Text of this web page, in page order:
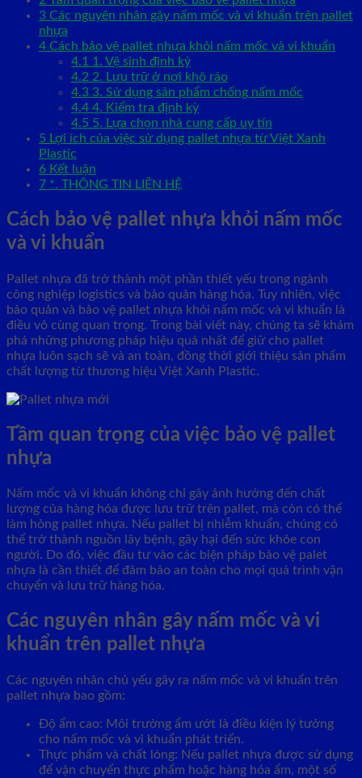
3 Các nguyên nhân gây nấm mốc và vi khuẩn trên pallet
nhựa
4 Cách bảo vệ pallet nhựa khỏi nấm mốc và vi khuẩn
4.1 1. Vệ sinh định kỳ
4.2 2. Lưu trữ ở nơi khô ráo
4.3 3. Sử dụng sản phẩm chống nấm mốc
4.4 4. Kiểm tra định kỳ
4.5 5. Lựa chọn nhà cung cấp uy tín
5 Lợi ích của việc sử dụng pallet nhựa từ Việt Xanh
Plastic
6 Kết luận
7 *. THÔNG TIN LIÊN HỆ
Cách bảo vệ pallet nhựa khỏi nấm mốc
và vi khuẩn
Pallet nhựa đã trở thành một phần thiết yếu trong ngành
công nghiệp logistics và bảo quản hàng hóa. Tuy nhiên, việc
bảo quản và bảo vệ pallet nhựa khỏi nấm mốc và vi khuẩn là
điều vô cùng quan trọng. Trong bài viết này, chúng ta sẽ khám
phá những phương pháp hiệu quả nhất để giữ cho pallet
nhựa luôn sạch sẽ và an toàn, đồng thời giới thiệu sản phẩm
chất lượng từ thương hiệu Việt Xanh Plastic.
Tầm quan trọng của việc bảo vệ pallet
nhựa
Nấm mốc và vi khuẩn không chỉ gây ảnh hưởng đến chất
lượng của hàng hóa được lưu trữ trên pallet, mà còn có thể
làm hỏng pallet nhựa. Nếu pallet bị nhiễm khuẩn, chúng có
thể trở thành nguồn lây bệnh, gây hại đến sức khỏe con
người. Do đó, việc đầu tư vào các biện pháp bảo vệ palet
nhựa là cần thiết để đảm bảo an toàn cho mọi quá trình vận
chuyển và lưu trữ hàng hóa.
Các nguyên nhân gây nấm mốc và vi
khuẩn trên pallet nhựa
Các nguyên nhân chủ yếu gây ra nấm mốc và vi khuẩn trên
pallet nhựa bao gồm:
Độ ẩm cao: Môi trường ẩm ướt là điều kiện lý tưởng
cho nấm mốc và vi khuẩn phát triển.
Thực phẩm và chất lỏng: Nếu pallet nhựa được sử dụng
để vận chuyển thực phẩm hoặc hàng hóa ẩm, một số